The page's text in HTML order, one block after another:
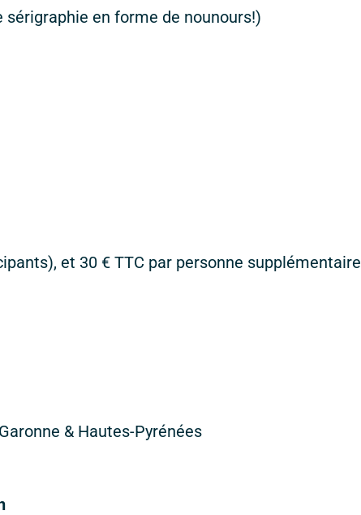
en forme de nounours!)
et 30 € TTC par personne supplémentaire
& Hautes-Pyrénées